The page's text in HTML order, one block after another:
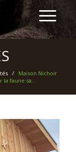
/
Maison Nichoir
la faune sa...